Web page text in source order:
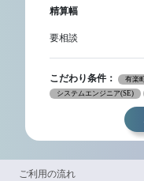
精算幅
要相談
こだわり条件： 有楽
システムエンジニア(SE)
ご利用の流れ